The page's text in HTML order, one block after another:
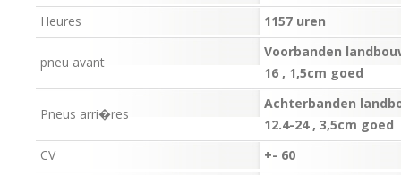
Heures
1157 uren
pneu avant
Voorbanden
16 , 1,5cm goed
Pneus arri�res
Achterbanden
12.4-24 , 3,5cm goed
CV
+- 60